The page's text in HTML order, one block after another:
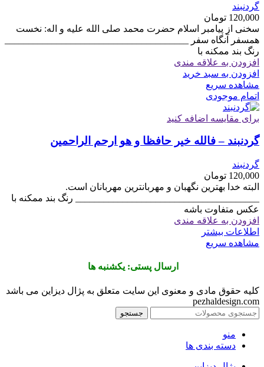
گردنبند
120,000 تومان
سخنی از پیامبر اسلام حضرت محمد صلی الله علیه و اله: نخست
همسفر آنگاه سفر _______________________________________
رنگ بند ممکنه با
افزودن به علاقه مندی
افزودن به سبد خرید
مشاهده سریع
اتمام موجودی
برای مقایسه اضافه کنید
گردنبند – فالله خیر حافظا و هو ارحم الراحمین
گردنبند
120,000 تومان
البته خدا بهترین نگهبان و مهربانترین مهربانان است.
_______________________________________ رنگ بند ممکنه با
عکس متفاوت باشه
افزودن به علاقه مندی
اطلاعات بیشتر
مشاهده سریع
ارسال پستی: یکشنبه ها
کلیه حقوق مادی و معنوی این سایت متعلق به پژال دیزاین می باشد
pezhaldesign.com
جستجو
منو
دسته بندی ها